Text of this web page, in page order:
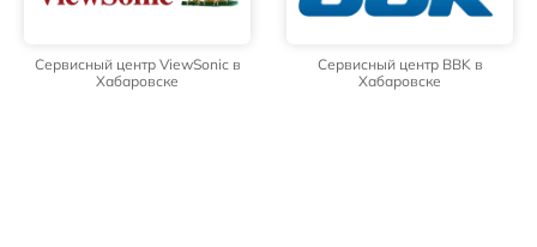
Сервисный центр ViewSonic в
Хабаровске
Сервисный центр BBK в
Хабаровске